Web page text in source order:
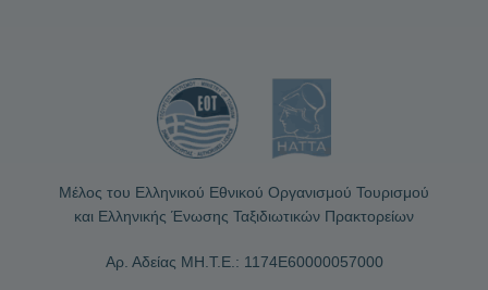
Μέλος του Ελληνικού Εθνικού Οργανισμού Τουρισμού
και Ελληνικής Ένωσης Ταξιδιωτικών Πρακτορείων
Αρ. Αδείας ΜΗ.Τ.Ε.: 1174Ε60000057000